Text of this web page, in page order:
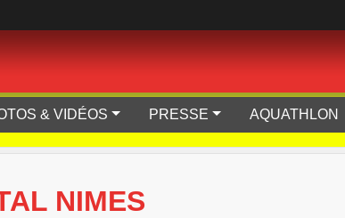
& VIDÉOS PRESSE AQUATHLON
NIMES